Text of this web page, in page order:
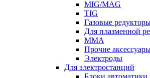
MIG/MAG
TIG
Газовые
Для плазменной
ММА
Прочие
Электроды
Для электростанций
Блоки автоматики